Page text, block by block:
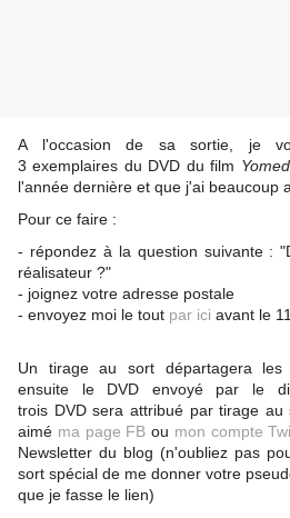
A l'occasion de sa sortie, je
3 exemplaires du DVD du film
l'année dernière et que j'ai beaucoup
Pour ce faire :
- répondez à la question suivante :
réalisateur ?"
- joignez votre adresse postale
- envoyez moi le tout par ici avant le
Un tirage au sort départagera les
ensuite le DVD envoyé par le
trois DVD sera attribué par tirage
aimé ma page FB ou mon compte
Newsletter du blog (n'oubliez pas
sort spécial de me donner votre
que je fasse le lien)